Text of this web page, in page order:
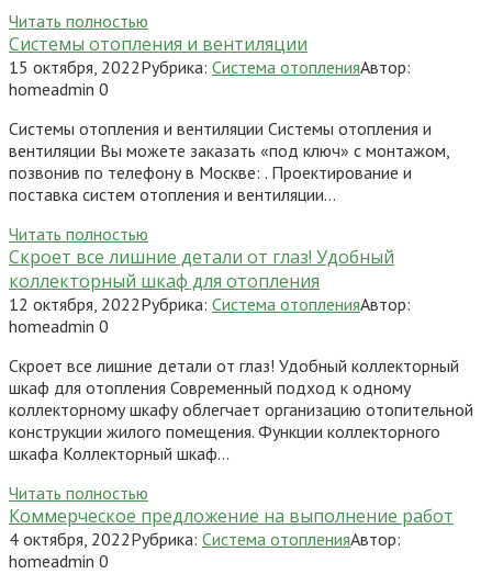
Читать полностью
Системы отопления и вентиляции
15 октября, 2022Рубрика: Система отопленияАвтор:
homeadmin 0
Системы отопления и вентиляции Системы отопления и
вентиляции Вы можете заказать «под ключ» с монтажом,
позвонив по телефону в Москве: . Проектирование и
поставка систем отопления и вентиляции…
Читать полностью
Скроет все лишние детали от глаз! Удобный
коллекторный шкаф для отопления
12 октября, 2022Рубрика: Система отопленияАвтор:
homeadmin 0
Скроет все лишние детали от глаз! Удобный коллекторный
шкаф для отопления Современный подход к одному
коллекторному шкафу облегчает организацию отопительной
конструкции жилого помещения. Функции коллекторного
шкафа Коллекторный шкаф…
Читать полностью
Коммерческое предложение на выполнение работ
4 октября, 2022Рубрика: Система отопленияАвтор:
homeadmin 0